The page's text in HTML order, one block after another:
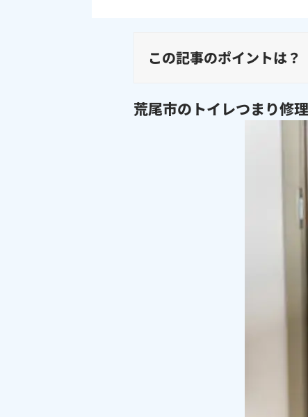
この記事のポイントは？
荒尾市のトイレつまり修